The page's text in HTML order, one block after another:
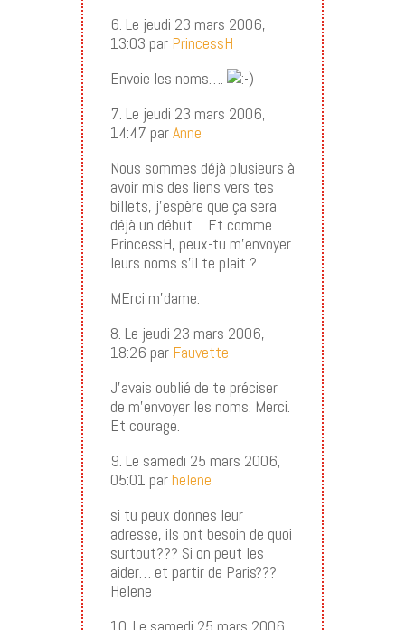
6. Le jeudi 23 mars 2006,
13:03 par PrincessH
Envoie les noms….
7. Le jeudi 23 mars 2006,
14:47 parAnne
Nous sommes déjà plusieurs à
avoir mis des liens vers tes
billets, j’espère que ça sera
déjà un début… Et comme
PrincessH, peux-tu m’envoyer
leurs noms s’il te plait ?
MErci m’dame.
8. Le jeudi 23 mars 2006,
18:26 par Fauvette
J’avais oublié de te préciser
de m’envoyer les noms. Merci.
Et courage.
9. Le samedi 25 mars 2006,
05:01 parhelene
si tu peux donnes leur
adresse, ils ont besoin de quoi
surtout??? Si on peut les
aider… et partir de Paris???
Helene
10. Le samedi 25 mars 2006,